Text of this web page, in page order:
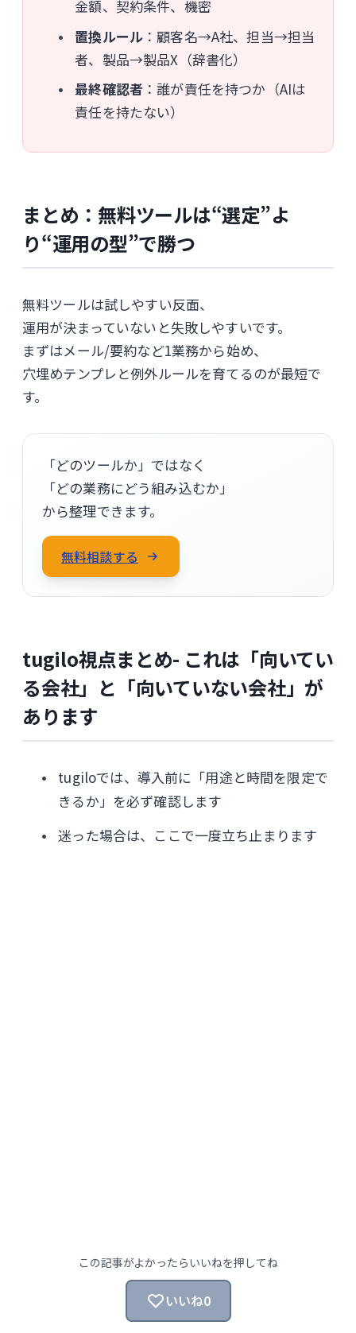
金額、契約条件、機密
置換ルール ：顧客名→A社、担当→担当
者、製品→製品X（辞書化）
最終確認者 ：誰が責任を持つか（AIは
責任を持たない）
まとめ：無料ツールは“選定”よ
り“運用の型”で勝つ
無料ツールは試しやすい反面、
運用が決まっていないと失敗しやすいです。
まずはメール/要約など1業務から始め、
穴埋めテンプレと例外ルールを育てるのが最短で
す。
「どのツールか」ではなく
「どの業務にどう組み込むか」
から整理できます。
無料相談する
tugilo視点まとめ- これは「向いてい
る会社」と「向いていない会社」が
あります
tugiloでは、導入前に「用途と時間を限定で
きるか」を必ず確認します
迷った場合は、ここで一度立ち止まります
この記事がよかったらいいねを押してね
いいね0